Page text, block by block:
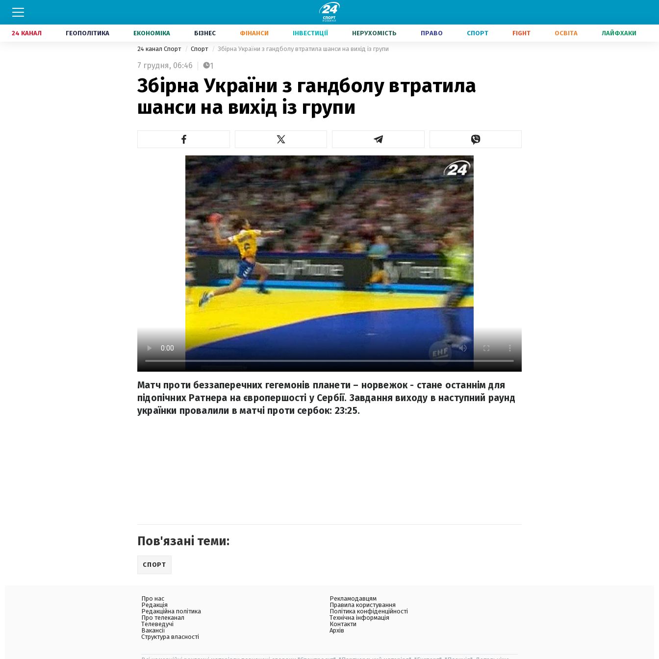
24 КАНАЛ ГЕОПОЛІТИКА ЕКОНОМІКА БІЗНЕС ФІНАНСИ ІНВЕСТИЦІЇ НЕРУХОМІСТЬ ПРАВО СПОРТ FIGHT ОСВІТА ЛАЙФХАКИ
24 канал Спорт Спорт Збірна України з гандболу втратила шанси на вихід із групи
7 грудня, 06:46 1
Збірна України з гандболу втратила
шанси на вихід із групи
Матч проти беззаперечних гегемонів планети – норвежок - стане останнім для
підопічних Ратнера на європершості у Сербії. Завдання виходу в наступний раунд
українки провалили в матчі проти сербок: 23:25.
Пов'язані теми:
СПОРТ
Про нас
Редакція
Редакційна політика
Про телеканал
Телеведучі
Вакансії
Структура власності
Рекламодавцям
Правила користування
Політика конфіденційності
Технічна інформація
Контакти
Архів